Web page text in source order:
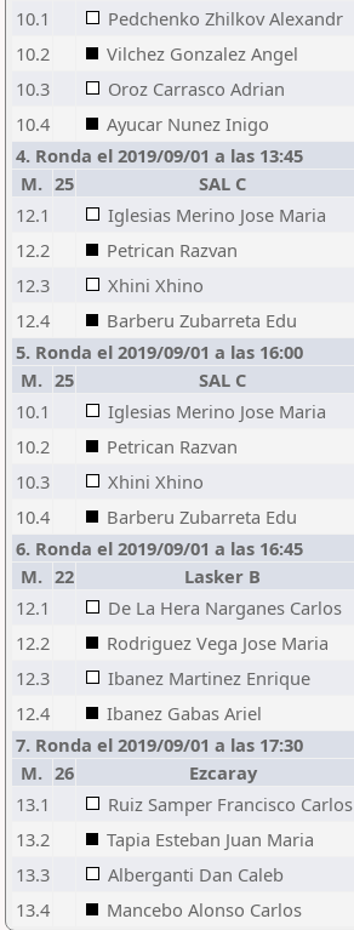
10.1
Pedchenko Zhilkov Alexandr
10.2
Vilchez Gonzalez Angel
10.3
Oroz Carrasco Adrian
10.4
Ayucar Nunez Inigo
4. Ronda el 2019/09/01 a las 13:45
M. 25 SAL C
12.1
Iglesias Merino Jose Maria
12.2
Petrican Razvan
12.3
Xhini Xhino
12.4
Barberu Zubarreta Edu
5. Ronda el 2019/09/01 a las 16:00
M. 25 SAL C
10.1
Iglesias Merino Jose Maria
10.2
Petrican Razvan
10.3
Xhini Xhino
10.4
Barberu Zubarreta Edu
6. Ronda el 2019/09/01 a las 16:45
M. 22 Lasker B
12.1
De La Hera Narganes Carlos
12.2
Rodriguez Vega Jose Maria
12.3
Ibanez Martinez Enrique
12.4
Ibanez Gabas Ariel
7. Ronda el 2019/09/01 a las 17:30
M. 26 Ezcaray
13.1
Ruiz Samper Francisco Carlos
13.2
Tapia Esteban Juan Maria
13.3
Alberganti Dan Caleb
13.4
Mancebo Alonso Carlos